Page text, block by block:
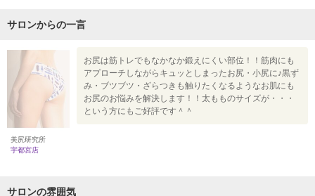
サロンからの一言
美尻研究所
宇都宮店
お尻は筋トレでもなかなか鍛えにくい部位！！筋肉にも
アプローチしながらキュッとしまったお尻・小尻に♪黒ず
み・ブツブツ・ざらつきも触りたくなるようなお肌にも
お尻のお悩みを解決します！！太もものサイズが・・・
という方にもご好評です＾＾
サロンの雰囲気